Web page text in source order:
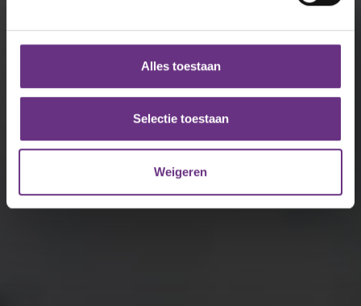
en om ons websiteverkeer te analyseren. Ook delen we
partners voor social media, adverteren en analyse. Deze
partners kunnen deze gegevens combineren met andere
informatie die u aan ze heeft verstrekt of die ze hebben
verzameld op basis van uw gebruik van hun services.
U kunt uw toestemming op elk moment wijzigen of
Alles toestaan
Selectie toestaan
Weigeren